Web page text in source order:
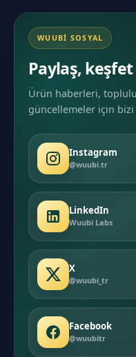
WUUBI SOSYAL
Paylaş,
Ürün haberleri,
güncellemeler için
Instagram
@wuubi.tr
LinkedIn
Wuubi Labs
X
@wuubi_tr
Facebook
@wuubitr